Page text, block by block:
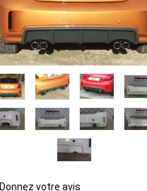
Donnez votre avis